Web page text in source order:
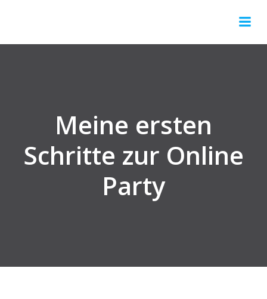
Meine ersten
Schritte zur Online
Party